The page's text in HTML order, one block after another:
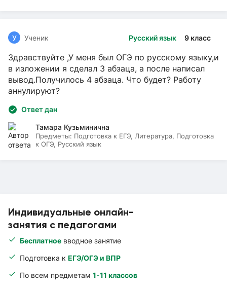
Индивидуальные онлайн-
занятия с педагогами
Бесплатное вводное занятие
Подготовка к ЕГЭ/ОГЭ и ВПР
По всем предметам 1-11 классов
Русский язык 9 класс
У Ученик
Здравствуйте ,У меня был ОГЭ по русскому языку,и
в изложении я сделал 3 абзаца, а после написал
вывод.Получилось 4 абзаца. Что будет? Работу
аннулируют?
Ответ дан
Тамара Кузьминична
Предметы: Подготовка к ЕГЭ, Литература, Подготовка
к ОГЭ, Русский язык